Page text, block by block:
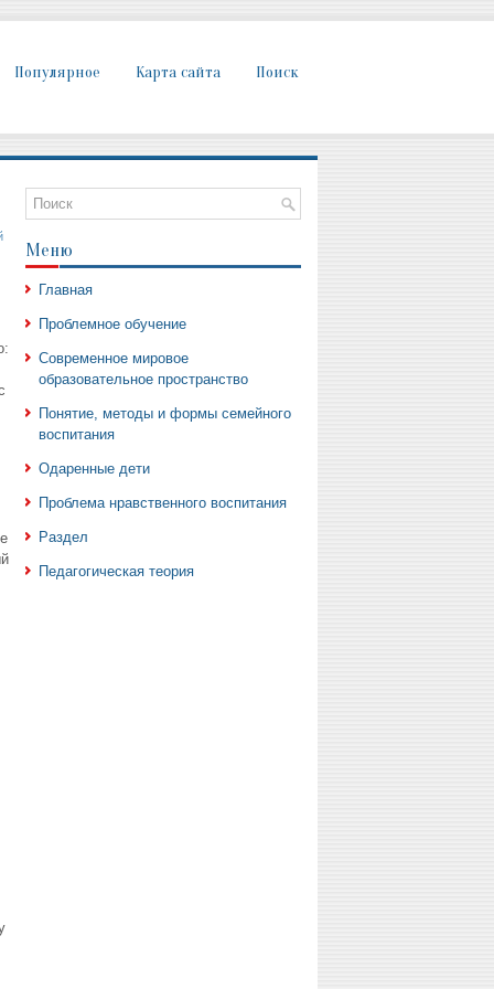
Популярное Карта сайта Поиск
Меню
Главная
Проблемное обучение
Современное мировое
образовательное пространство
Понятие, методы и формы семейного
воспитания
Одаренные дети
Проблема нравственного воспитания
Раздел
Педагогическая теория